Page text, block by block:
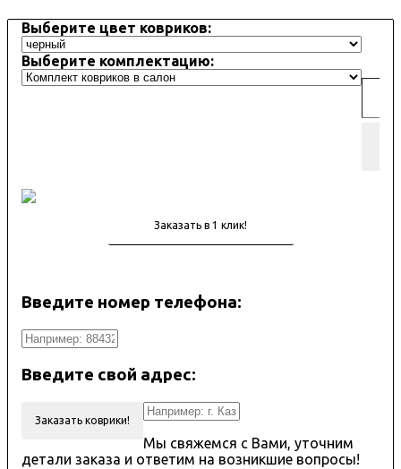
Выберите цвет ковриков:
Выберите комплектацию:
Введите номер телефона:
Введите свой адрес:
Заказать коврики!
Мы свяжемся с Вами, уточним
детали заказа и ответим на возникшие вопросы!